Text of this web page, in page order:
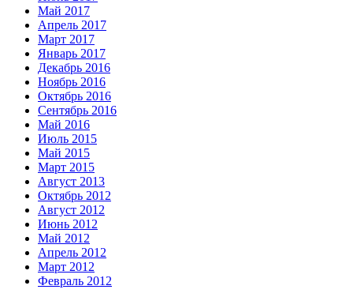
Май 2017
Апрель 2017
Март 2017
Январь 2017
Декабрь 2016
Ноябрь 2016
Октябрь 2016
Сентябрь 2016
Май 2016
Июль 2015
Май 2015
Март 2015
Август 2013
Октябрь 2012
Август 2012
Июнь 2012
Май 2012
Апрель 2012
Март 2012
Февраль 2012